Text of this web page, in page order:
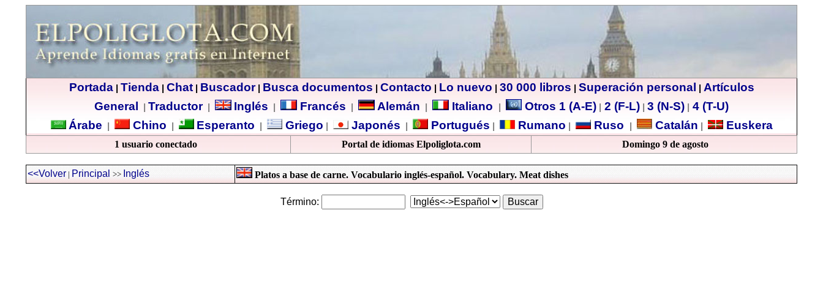
Portada| Tienda| Chat| Buscador| Busca documentos Contacto Lo nuevo 30 000 libros Superación personal
Artículos
General
Traductor| Inglés Francés Alemán Italiano Otros 1 (A-E) 2 (F-L) 3 (N-S)
4 (T-U)
Árabe
Chino Esperanto Griego Japonés Portugués Rumano Ruso Catalán Euskera
1 usuario conectado Portal de idiomas Elpoliglota.com Domingo 9 de agosto
<<Volver | Principal >> Inglés Platos a base de carne. Vocabulario inglés-español. Vocabulary. Meat dishes
Término: